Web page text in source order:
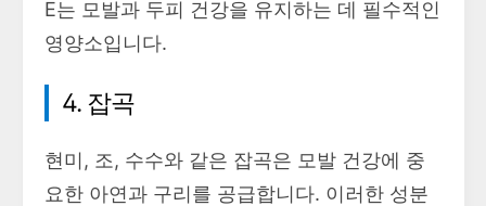
E는 모발과 두피 건강을 유지하는 데 필수적인
영양소입니다.
4. 잡곡
현미, 조, 수수와 같은 잡곡은 모발 건강에 중
요한 아연과 구리를 공급합니다. 이러한 성분